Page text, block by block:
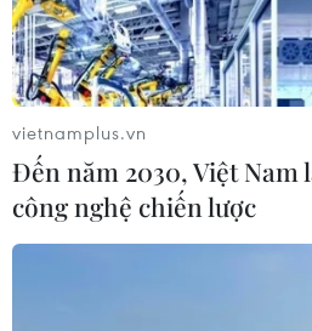
vietnamplus.vn
Đến năm 2030, Việt Nam
công nghệ chiến lược